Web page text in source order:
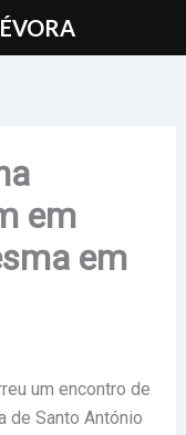
em
em
um encontro de
de Santo António